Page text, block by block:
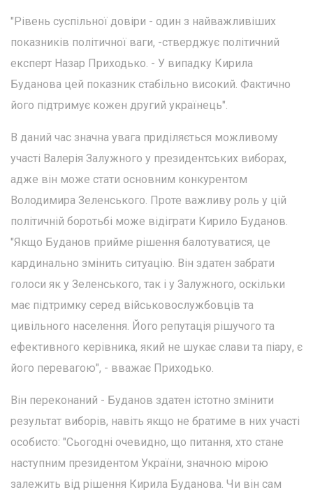
"Рівень суспільної довіри - один з найважливіших
показників політичної ваги, -стверджує політичний
експерт Назар Приходько. - У випадку Кирила
Буданова цей показник стабільно високий. Фактично
його підтримує кожен другий українець".
В даний час значна увага приділяється можливому
участі Валерія Залужного у президентських виборах,
адже він може стати основним конкурентом
Володимира Зеленського. Проте важливу роль у цій
політичній боротьбі може відіграти Кирило Буданов.
"Якщо Буданов прийме рішення балотуватися, це
кардинально змінить ситуацію. Він здатен забрати
голоси як у Зеленського, так і у Залужного, оскільки
має підтримку серед військовослужбовців та
цивільного населення. Його репутація рішучого та
ефективного керівника, який не шукає слави та піару, є
його перевагою", - вважає Приходько.
Він переконаний - Буданов здатен істотно змінити
результат виборів, навіть якщо не братиме в них участі
особисто: "Сьогодні очевидно, що питання, хто стане
наступним президентом України, значною мірою
залежить від рішення Кирила Буданова. Чи він сам